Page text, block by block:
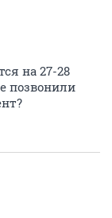
на 27-28
позвонили